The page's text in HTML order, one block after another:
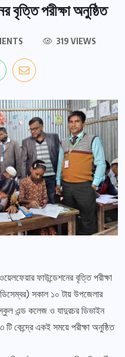
বৃত্তি পরীক্ষা অনুষ্ঠিত
319 VIEWS
ফাউন্ডেশনের বৃত্তি পরীক্ষা
সকাল ১০ টায় উপজেলার
স্কুল এন্ড কলেজ ও যাদুরচর ডিভাইন
কেন্দ্রে একই সময়ে পরীক্ষা অনুষ্ঠিত